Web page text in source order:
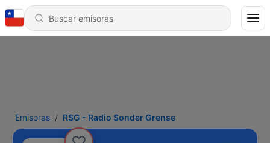
Emisoras RSG - Radio Sonder Grense